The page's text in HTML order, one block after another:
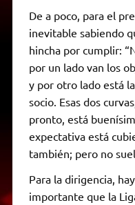
De a poco, para el
inevitable sabiendo
hincha por cumplir:
por un lado van los
y por otro lado está
socio. Esas dos
pronto, está
expectativa está
también; pero no
Para la dirigencia,
importante que la